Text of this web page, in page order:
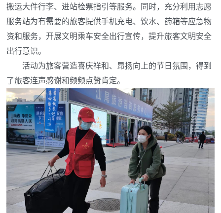
搬运大件行李、进站检票指引等服务。同时，充分利用志愿
服务站为有需要的旅客提供手机充电、饮水、药箱等应急物
资和服务，开展文明乘车安全出行宣传，提升旅客文明安全
出行意识。
活动为旅客营造喜庆祥和、昂扬向上的节日氛围，得到
了旅客连声感谢和频频点赞肯定。